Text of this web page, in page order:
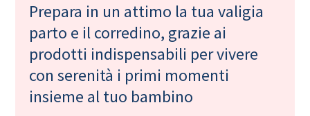
Prepara in un attimo la tua valigia
parto e il corredino, grazie ai
prodotti indispensabili per vivere
con serenità i primi momenti
insieme al tuo bambino